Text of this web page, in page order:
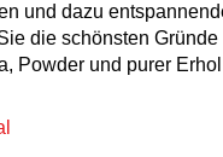
und dazu
die schönsten Gründe
Powder und purer